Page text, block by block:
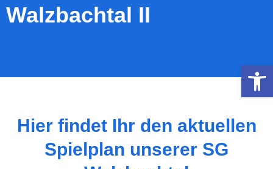
Walzbachtal II
Hier findet Ihr den aktuellen
Spielplan unserer SG